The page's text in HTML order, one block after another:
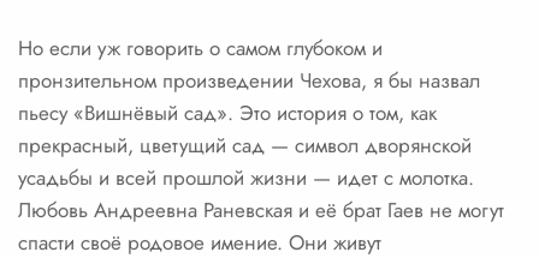
Но если уж говорить о самом глубоком и
пронзительном произведении Чехова, я бы назвал
пьесу «Вишнёвый сад». Это история о том, как
прекрасный, цветущий сад — символ дворянской
усадьбы и всей прошлой жизни — идет с молотка.
Любовь Андреевна Раневская и её брат Гаев не могут
спасти своё родовое имение. Они живут